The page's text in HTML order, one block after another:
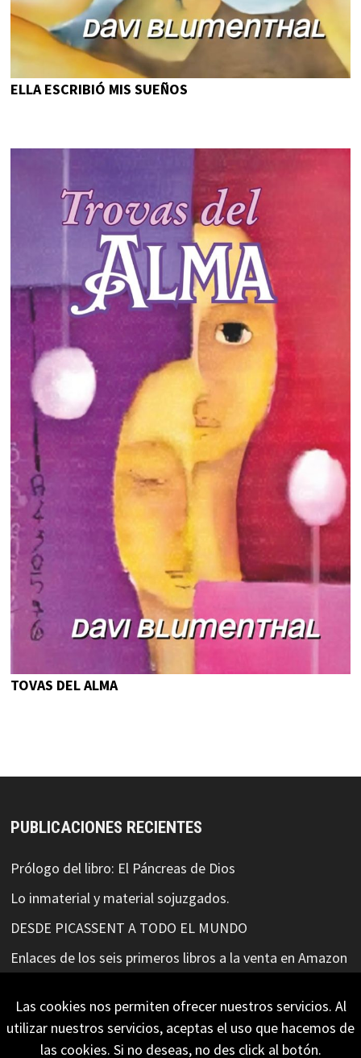
ELLA ESCRIBIÓ MIS SUEÑOS
TOVAS DEL ALMA
PUBLICACIONES RECIENTES
Prólogo del libro: El Páncreas de Dios
Lo inmaterial y material sojuzgados.
DESDE PICASSENT A TODO EL MUNDO
Enlaces de los seis primeros libros a la venta en Amazon
Las cookies nos permiten ofrecer nuestros servicios. Al
utilizar nuestros servicios, aceptas el uso que hacemos de
las cookies. Si no deseas, no des click al botón.